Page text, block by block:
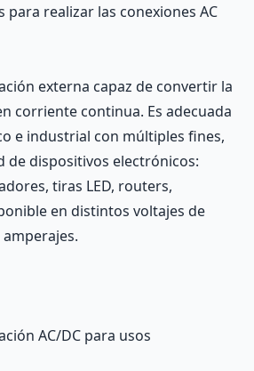
para realizar las conexiones AC
externa capaz de convertir la
corriente continua. Es adecuada
e industrial con múltiples fines,
de dispositivos electrónicos:
tiras LED, routers,
en distintos voltajes de
AC/DC para usos